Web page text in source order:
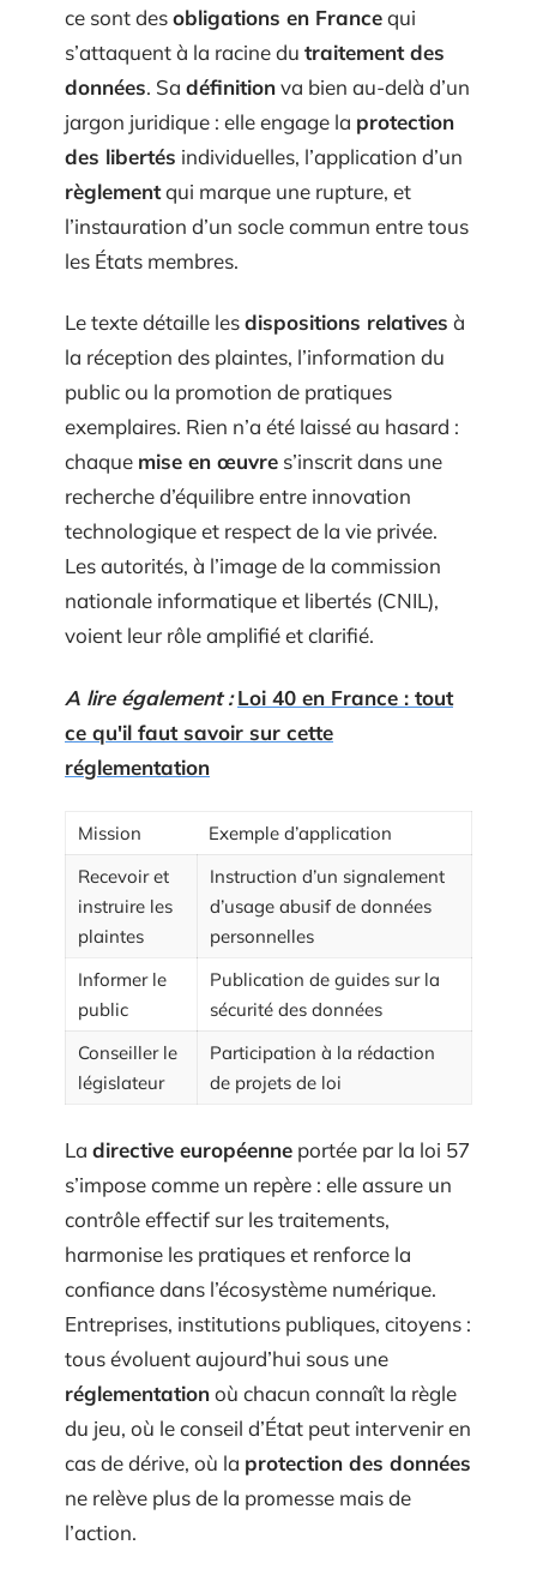
ce sont desobligations en Francequi
s’attaquent à la racine du traitement des
données. Sa définitionva bien au-delà d’un
jargon juridique : elle engage la protection
des libertés individuelles, l’application d’un
règlementqui marque une rupture, et
l’instauration d’un socle commun entre tous
les États membres.
Le texte détaille lesdispositions relatives à
la réception des plaintes, l’information du
public ou la promotion de pratiques
exemplaires. Rien n’a été laissé au hasard :
chaque mise en œuvre s’inscrit dans une
recherche d’équilibre entre innovation
technologique et respect de la vie privée.
Les autorités, à l’image de la commission
nationale informatique et libertés (CNIL),
voient leur rôle amplifié et clarifié.
A lire également : Loi 40 en France : tout
ce qu'il faut savoir sur cette
réglementation
Mission
Exemple d’application
Recevoir et
instruire les
plaintes
Instruction d’un signalement
d’usage abusif de données
personnelles
Informer le
public
Publication de guides sur la
sécurité des données
Conseiller le
législateur
Participation à la rédaction
de projets de loi
La directive européenne portée par la loi 57
s’impose comme un repère : elle assure un
contrôle effectif sur les traitements,
harmonise les pratiques et renforce la
confiance dans l’écosystème numérique.
Entreprises, institutions publiques, citoyens :
tous évoluent aujourd’hui sous une
réglementationoù chacun connaît la règle
du jeu, où le conseil d’État peut intervenir en
cas de dérive, où la protection des données
ne relève plus de la promesse mais de
l’action.